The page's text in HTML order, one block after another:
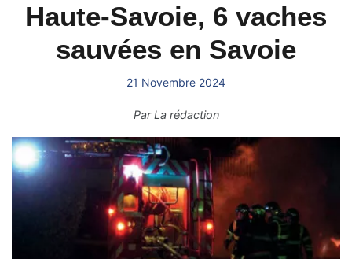
Haute-Savoie, 6 vaches
sauvées en Savoie
21 Novembre 2024
ParLa rédaction